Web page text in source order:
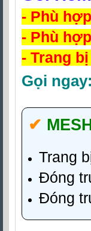
- Phù
- Phù
- Trang
Gọi ngay:
✔‎
Trang
Đóng
Đóng